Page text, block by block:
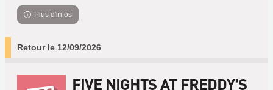
Plus d'infos
Retour le 12/09/2026
FIVE NIGHTS AT FREDDY'S